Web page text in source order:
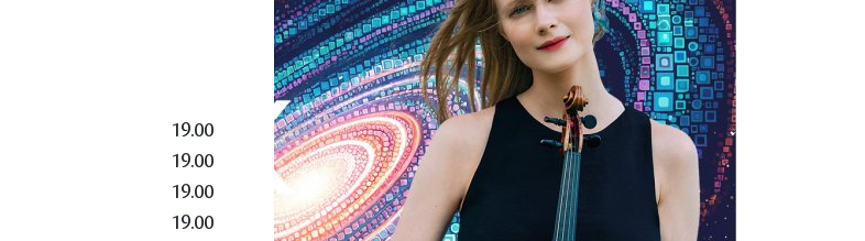
19.00
19.00
19.00
19.00